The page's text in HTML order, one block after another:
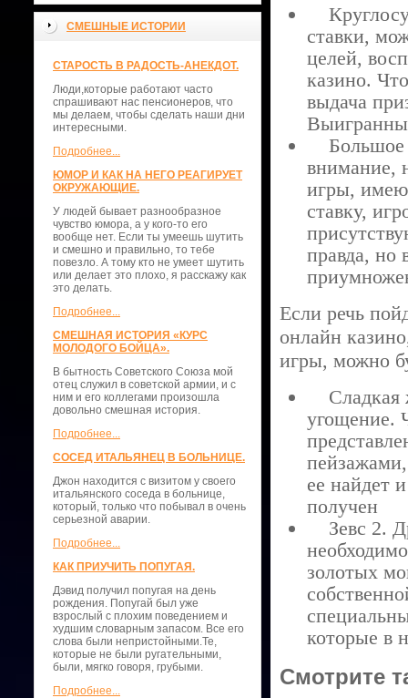
СМЕШНЫЕ ИСТОРИИ
СТАРОСТЬ В РАДОСТЬ-АНЕКДОТ.
Люди,которые работают часто
спрашивают нас пенсионеров, что
мы делаем, чтобы сделать наши дни
интересными.
Подробнее...
ЮМОР И КАК НА НЕГО РЕАГИРУЕТ
ОКРУЖАЮЩИЕ.
У людей бывает разнообразное
чувство юмора, а у кого-то его
вообще нет. Если ты умеешь шутить
и смешно и правильно, то тебе
повезло. А тому кто не умеет шутить
или делает это плохо, я расскажу как
это делать.
Подробнее...
СМЕШНАЯ ИСТОРИЯ «КУРС
МОЛОДОГО БОЙЦА».
В бытность Советского Союза мой
отец служил в советской армии, и с
ним и его коллегами произошла
довольно смешная история.
Подробнее...
СОСЕД ИТАЛЬЯНЕЦ В БОЛЬНИЦЕ.
Джон находится с визитом у своего
итальянского соседа в больнице,
который, только что побывал в очень
серьезной аварии.
Подробнее...
КАК ПРИУЧИТЬ ПОПУГАЯ.
Дэвид получил попугая на день
рождения. Попугай был уже
взрослый с плохим поведением и
худшим словарным запасом. Все его
слова были непристойными.Те,
которые не были ругательными,
были, мягко говоря, грубыми.
Подробнее...
ставки,
целей,
казино.
выдача
Большое
внимание,
игры,
ставку,
правда, но
Если речь
онлайн
игры, можно
Сладкая
угощение.
ее найдет
получен
Зевс 2.
золотых
которые в
Смотрите